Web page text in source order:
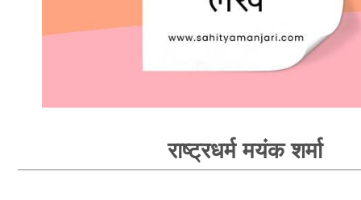
राष्ट्रधर्म मयंक शर्मा